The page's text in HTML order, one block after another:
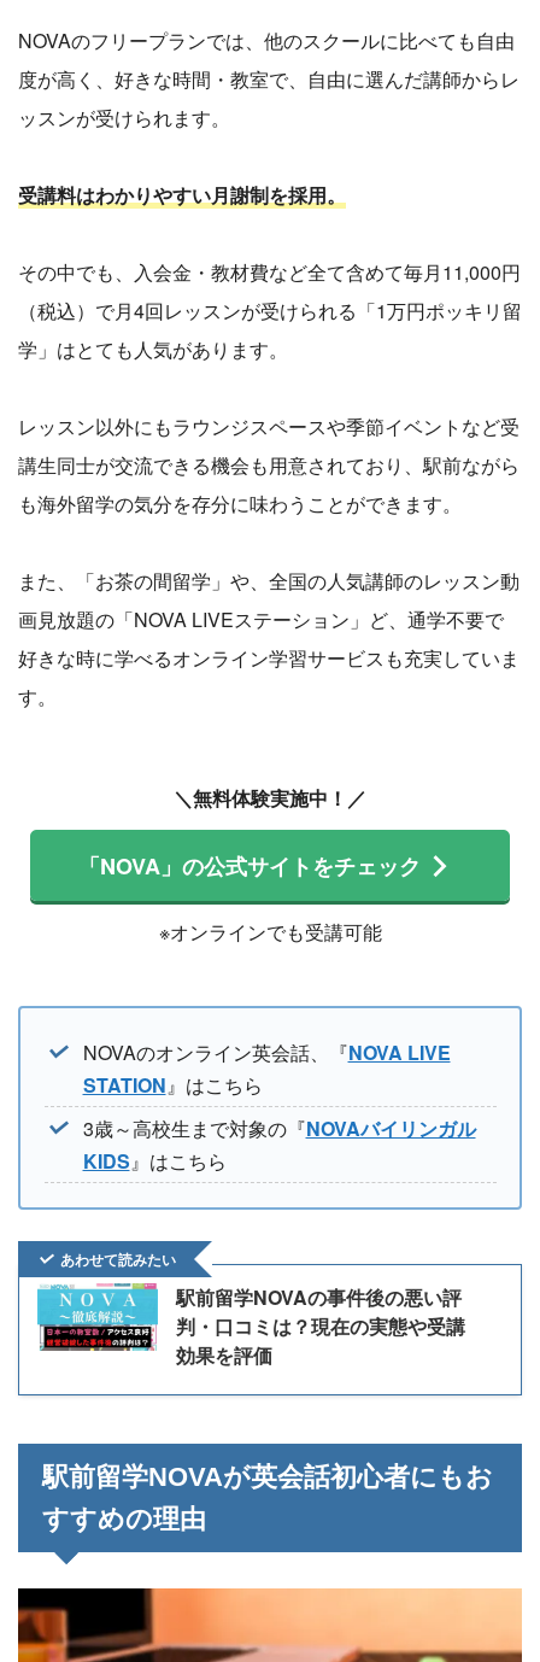
NOVAのフリープランでは、他のスクールに比べても自由
度が高く、好きな時間・教室で、自由に選んだ講師からレ
ッスンが受けられます。
受講料はわかりやすい月謝制を採用。
その中でも、入会金・教材費など全て含めて毎月11,000円
（税込）で月4回レッスンが受けられる「1万円ポッキリ留
学」はとても人気があります。
レッスン以外にもラウンジスペースや季節イベントなど受
講生同士が交流できる機会も用意されており、駅前ながら
も海外留学の気分を存分に味わうことができます。
また、「お茶の間留学」や、全国の人気講師のレッスン動
画見放題の「NOVA LIVEステーション」ど、通学不要で
好きな時に学べるオンライン学習サービスも充実していま
す。
＼無料体験実施中！／
「NOVA」の公式サイトをチェック
※オンラインでも受講可能
NOVAのオンライン英会話、『NOVA LIVE
STATION』はこちら
3歳～高校生まで対象の『NOVAバイリンガル
KIDS』はこちら
あわせて読みたい
駅前留学NOVAの事件後の悪い評
判・口コミは？現在の実態や受講
効果を評価
駅前留学NOVAが英会話初心者にもお
すすめの理由